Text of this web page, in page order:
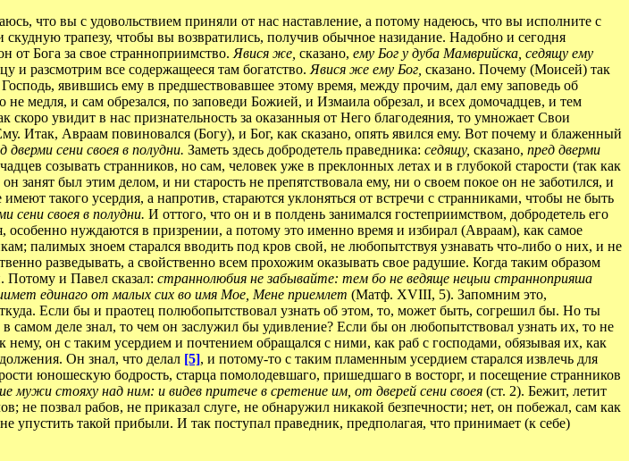
что вы с удовольствием приняли от нас наставление, а потому надеюсь, что вы исполните с
трапезу, чтобы вы возвратились, получив обычное назидание. Надобно и сегодня
от Бога за свое странноприимство. Явися же, сказано, ему Бог у дуба Мамврийска, седящу ему
и разсмотрим все содержащееся там богатство. Явися же ему Бог, сказано. Почему (Моисей) так
явившись ему в предшествовавшее этому время, между прочим, дал ему заповедь об
медля, и сам обрезался, по заповеди Божией, и Измаила обрезал, и всех домочадцев, и тем
увидит в нас признательность за оказанныя от Него благодеяния, то умножает Свои
Итак, Авраам повиновался (Богу), и Бог, как сказано, опять явился ему. Вот почему и блаженный
сени своея в полудни. Заметь здесь добродетель праведника: седящу, сказано, пред дверми
созывать странников, но сам, человек уже в преклонных летах и в глубокой старости (так как
занят был этим делом, и ни старость не препятствовала ему, ни о своем покое он не заботился, и
такого усердия, а напротив, стараются уклоняться от встречи с странниками, чтобы не быть
сени своея в полудни. И оттого, что он и в полдень занимался гостеприимством, добродетель его
нуждаются в призрении, а потому это именно время и избирал (Авраам), как самое
палимых зноем старался вводить под кров свой, не любопытствуя узнавать что-либо о них, и не
разведывать, а свойственно всем прохожим оказывать свое радушие. Когда таким образом
Потому и Павел сказал: страннолюбия не забывайте: тем бо не ведяще нецыи странноприяша
единаго от малых сих во имя Мое, Мене приемлет (Матф. XVIII, 5). Запомним это,
Если бы и праотец полюбопытствовал узнать об этом, то, может быть, согрешил бы. Но ты
деле знал, то чем он заслужил бы удивление? Если бы он любопытствовал узнать их, то не
он с таким усердием и почтением обращался с ними, как раб с господами, обязывая их, как
Он знал, что делал [5], и потому-то с таким пламенным усердием старался извлечь для
юношескую бодрость, старца помолодевшаго, пришедшаго в восторг, и посещение странников
мужи стояху над ним: и видев притече в сретение им, от дверей сени своея (ст. 2). Бежит, летит
позвал рабов, не приказал слуге, не обнаружил никакой безпечности; нет, он побежал, сам как
упустить такой прибыли. И так поступал праведник, предполагая, что принимает (к себе)